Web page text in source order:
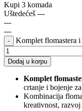
Kupi 3 komada
Uštedećeš ---
---
---
Komplet flomastera
Dodaj u korpu
Komplet
crtanje i bojenje
Kombinacija
kreativnost,